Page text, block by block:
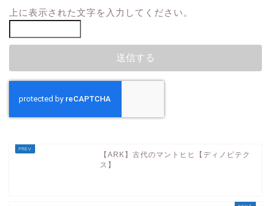
上に表示された文字を入力してください。
【ARK】古代のマントヒヒ【ディノピテク
ス】